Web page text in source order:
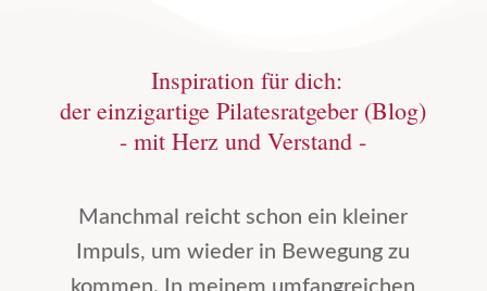
Inspiration für dich:
der einzigartige Pilatesratgeber (Blog)
- mit Herz und Verstand -
Manchmal reicht schon ein kleiner
Impuls, um wieder in Bewegung zu